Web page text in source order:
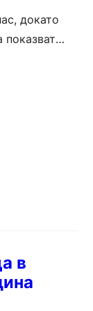
докато
показват
в